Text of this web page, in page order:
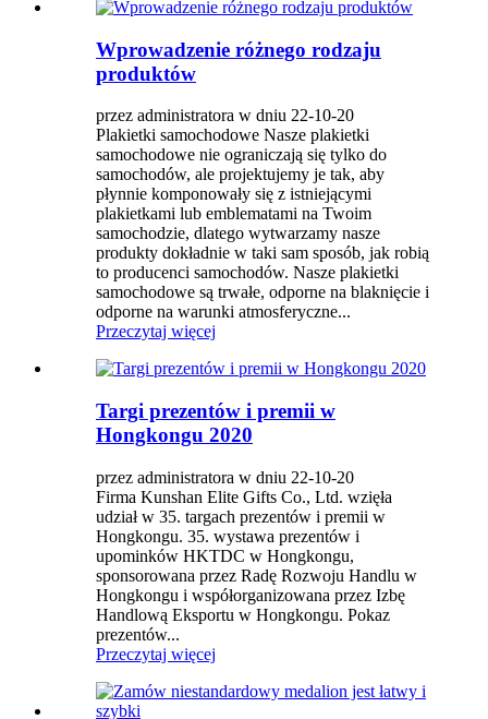
Wprowadzenie różnego rodzaju
produktów
przez administratora w dniu 22-10-20
Plakietki samochodowe Nasze plakietki
samochodowe nie ograniczają się tylko do
samochodów, ale projektujemy je tak, aby
płynnie komponowały się z istniejącymi
plakietkami lub emblematami na Twoim
samochodzie, dlatego wytwarzamy nasze
produkty dokładnie w taki sam sposób, jak robią
to producenci samochodów. Nasze plakietki
samochodowe są trwałe, odporne na blaknięcie i
odporne na warunki atmosferyczne...
Przeczytaj więcej
Targi prezentów i premii w
Hongkongu 2020
przez administratora w dniu 22-10-20
Firma Kunshan Elite Gifts Co., Ltd. wzięła
udział w 35. targach prezentów i premii w
Hongkongu. 35. wystawa prezentów i
upominków HKTDC w Hongkongu,
sponsorowana przez Radę Rozwoju Handlu w
Hongkongu i współorganizowana przez Izbę
Handlową Eksportu w Hongkongu. Pokaz
prezentów...
Przeczytaj więcej